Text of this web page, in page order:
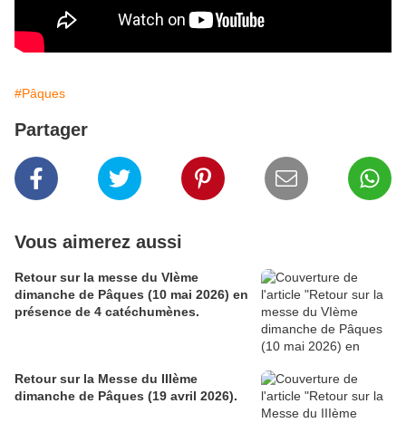
#Pâques
Partager
Vous aimerez aussi
Retour sur la messe du VIème
dimanche de Pâques (10 mai 2026) en
présence de 4 catéchumènes.
Retour sur la Messe du IIIème
dimanche de Pâques (19 avril 2026).